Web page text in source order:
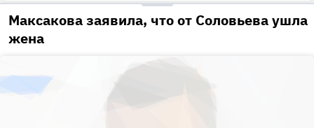
Максакова заявила, что от Соловьева ушла
жена